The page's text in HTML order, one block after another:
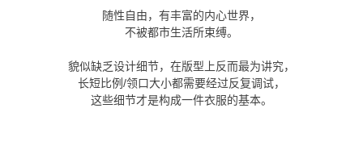
随性自由，有丰富的内心世界，
不被都市生活所束缚。
貌似缺乏设计细节，在版型上反而最为讲究，
长短比例/领口大小都需要经过反复调试，
这些细节才是构成一件衣服的基本。